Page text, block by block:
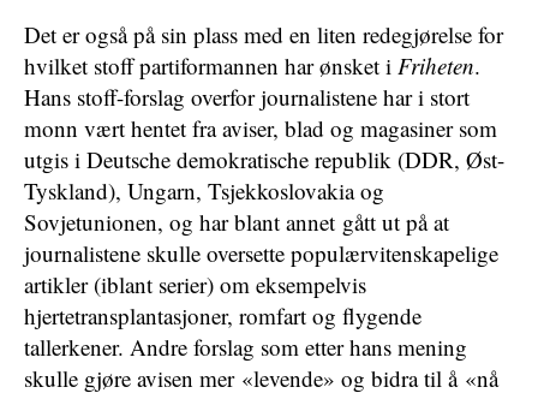
Det er også på sin plass med en liten redegjørelse for
hvilket stoff partiformannen har ønsket i Friheten.
Hans stoff-forslag overfor journalistene har i stort
monn vært hentet fra aviser, blad og magasiner som
utgis i Deutsche demokratische republik (DDR, Øst-
Tyskland), Ungarn, Tsjekkoslovakia og
Sovjetunionen, og har blant annet gått ut på at
journalistene skulle oversette populærvitenskapelige
artikler (iblant serier) om eksempelvis
hjertetransplantasjoner, romfart og flygende
tallerkener. Andre forslag som etter hans mening
skulle gjøre avisen mer «levende» og bidra til å «nå